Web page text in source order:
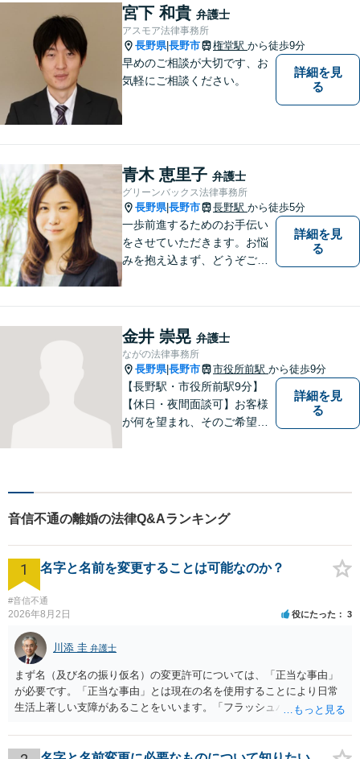
宮下 和貴 弁護士
アスモア法律事務所
長野県|長野市 権堂駅 から徒歩9分
早めのご相談が大切です、お
気軽にご相談ください。
詳細を見
る
青木 恵里子 弁護士
グリーンバックス法律事務所
長野県|長野市 長野駅 から徒歩5分
一歩前進するためのお手伝い
をさせていただきます。お悩
みを抱え込まず、どうぞご相
詳細を見
る
金井 崇晃 弁護士
ながの法律事務所
長野県|長野市 市役所前駅 から徒歩9分
【長野駅・市役所前駅9分】
【休日・夜間面談可】お客様
が何を望まれ、そのご希望を
合っています。 できる限り負
担を軽減し、スピーディーな
解決を目指すことを信条とし
ています。
詳細を見
る
音信不通の離婚の法律Q&Aランキング
1 名字と名前を変更することは可能なのか？
#音信不通
2026年8月2日 役にたった 3
川添 圭 弁護士
まず名（及び名の振り仮名）の変更許可については、「正当な事由」
が必要です。「正当な事由」とは現在の名を使用することにより日常
生活上著しい支障があることをいいます。「フラッシュバック」とい
きわめて重要になりますので、医師の診断書の記載が重要です（医学
的裏付けがない場合、もっぱら主観的な主張であるとして変更が許可